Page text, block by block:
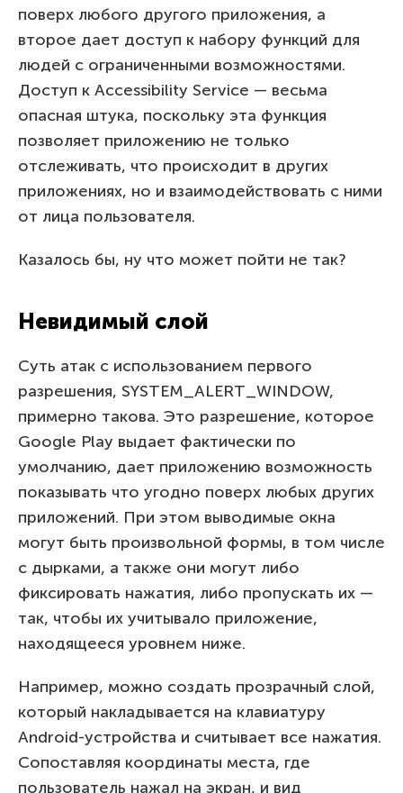
поверх любого другого приложения, а
второе дает доступ к набору функций для
людей с ограниченными возможностями.
Доступ к Accessibility Service — весьма
опасная штука, поскольку эта функция
позволяет приложению не только
отслеживать, что происходит в других
приложениях, но и взаимодействовать с ними
от лица пользователя.
Казалось бы, ну что может пойти не так?
Невидимый слой
Суть атак с использованием первого
разрешения, SYSTEM_ALERT_WINDOW,
примерно такова. Это разрешение, которое
Google Play выдает фактически по
умолчанию, дает приложению возможность
показывать что угодно поверх любых других
приложений. При этом выводимые окна
могут быть произвольной формы, в том числе
с дырками, а также они могут либо
фиксировать нажатия, либо пропускать их —
так, чтобы их учитывало приложение,
находящееся уровнем ниже.
Например, можно создать прозрачный слой,
который накладывается на клавиатуру
Android-устройства и считывает все нажатия.
Сопоставляя координаты места, где
пользователь нажал на экран, и вид